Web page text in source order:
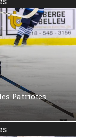
Patriotes